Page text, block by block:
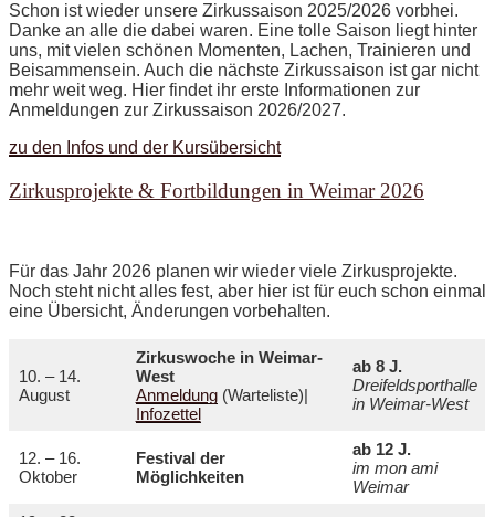
Schon ist wieder unsere Zirkussaison 2025/2026 vorbhei.
Danke an alle die dabei waren. Eine tolle Saison liegt hinter
uns, mit vielen schönen Momenten, Lachen, Trainieren und
Beisammensein. Auch die nächste Zirkussaison ist gar nicht
mehr weit weg. Hier findet ihr erste Informationen zur
Anmeldungen zur Zirkussaison 2026/2027.
zu den Infos und der Kursübersicht
Zirkusprojekte & Fortbildungen in Weimar 2026
Für das Jahr 2026 planen wir wieder viele Zirkusprojekte.
Noch steht nicht alles fest, aber hier ist für euch schon einmal
eine Übersicht, Änderungen vorbehalten.
10. – 14.
August
Zirkuswoche in Weimar-
West
Anmeldung(Warteliste)|
Infozettel
ab 8 J.
Dreifeldsporthalle
in Weimar-West
12. – 16.
Oktober
Festival der
Möglichkeiten
ab 12 J.
im mon ami
Weimar